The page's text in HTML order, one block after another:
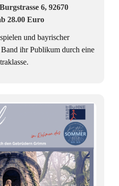
6, 92670
28.00 Euro
und bayrischer
ihr Publikum durch eine